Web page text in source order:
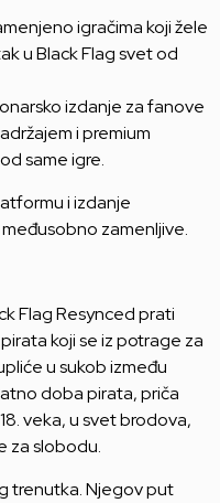
igračima koji žele
u Black Flag svet od
izdanje za fanove
i premium
same igre.
i izdanje
zamenljive.
Flag Resynced prati
koji se iz potrage za
u sukob između
doba pirata, priča
veka, u svet brodova,
za slobodu.
trenutka. Njegov put